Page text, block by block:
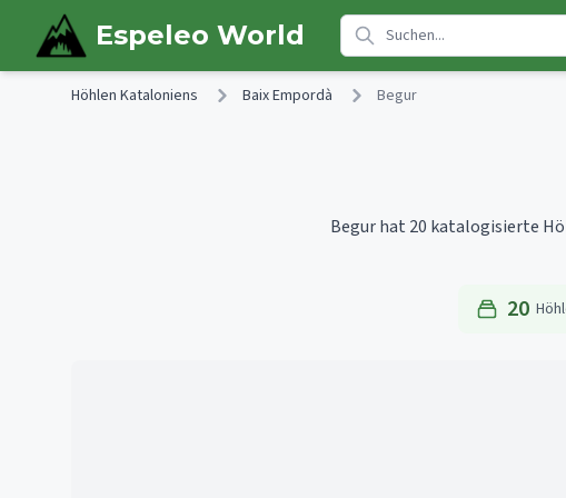
Skip to main content
Espeleo World
Höhlen Kataloniens Baix Empordà Begur
Begur hat 20 katalogisierte
20